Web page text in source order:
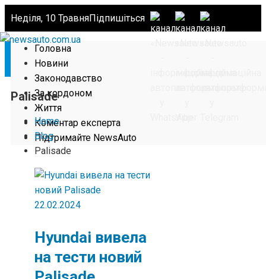
Неділя, 10 ТравняПідпишіться
Головна
Новини
Законодавство
За кордоном
Життя
Коментар експерта
Підтримайте NewsAuto
Palisade
Home
Blog
Palisade
22.02.2024
Hyundai вивела
на тести новий